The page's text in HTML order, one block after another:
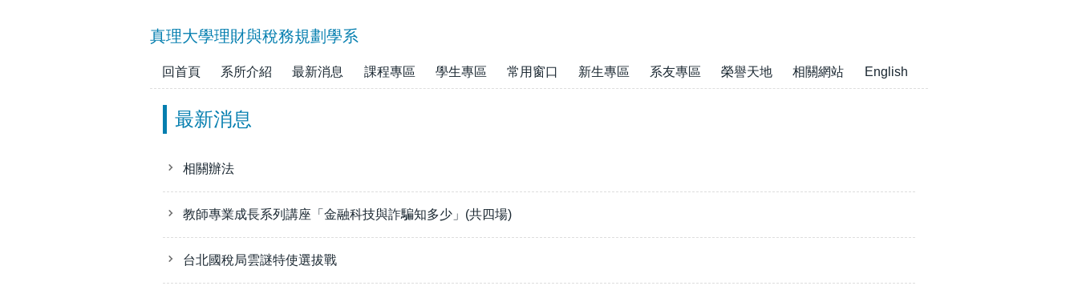
真理大學理財與稅務規劃學系
回首頁 系所介紹 最新消息 課程專區 學生專區 常用窗口 新生專區 系友專區 榮譽天地 相關網站 English
最新消息
相關辦法
教師專業成長系列講座「金融科技與詐騙知多少」(共四場)
台北國稅局雲謎特使選拔戰